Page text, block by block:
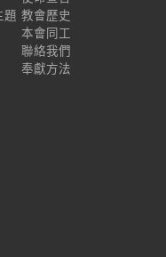
題 教會歷史
本會同工
聯絡我們
奉獻方法